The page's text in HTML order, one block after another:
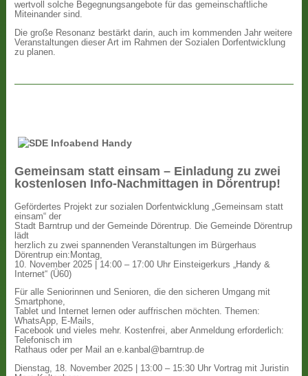
wertvoll solche Begegnungsangebote für das gemeinschaftliche
Miteinander sind.
Die große Resonanz bestärkt darin, auch im kommenden Jahr weitere
Veranstaltungen dieser Art im Rahmen der Sozialen Dorfentwicklung
zu planen.
Gemeinsam statt einsam – Einladung zu zwei
kostenlosen Info-Nachmittagen in Dörentrup!
Gefördertes Projekt zur sozialen Dorfentwicklung „Gemeinsam statt
einsam“ der
Stadt Barntrup und der Gemeinde Dörentrup. Die Gemeinde Dörentrup
lädt
herzlich zu zwei spannenden Veranstaltungen im Bürgerhaus
Dörentrup ein:Montag,
10. November 2025 | 14:00 – 17:00 Uhr Einsteigerkurs „Handy &
Internet“ (Ü60)
Für alle Seniorinnen und Senioren, die den sicheren Umgang mit
Smartphone,
Tablet und Internet lernen oder auffrischen möchten. Themen:
WhatsApp, E-Mails,
Facebook und vieles mehr. Kostenfrei, aber Anmeldung erforderlich:
Telefonisch im
Rathaus oder per Mail an e.kanbal@barntrup.de
Dienstag, 18. November 2025 | 13:00 – 15:30 Uhr Vortrag mit Juristin